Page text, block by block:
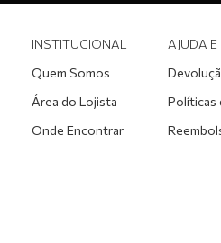
INSTITUCIONAL
Quem Somos
Área do Lojista
Onde Encontrar
AJUDA
Políticas